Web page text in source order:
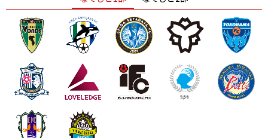
ニッパツ 名古屋 静岡 愛媛Ｌ